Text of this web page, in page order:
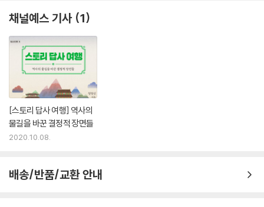
채널예스 기사 1
[스토리 답사 여행] 역사의
물길을 바꾼 결정적 장면들
2020.10.08.
배송/반품/교환 안내